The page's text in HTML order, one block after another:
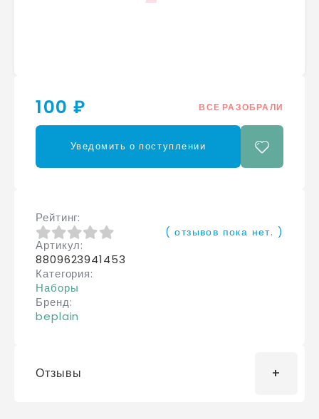
100 ₽ ВСЕ РАЗОБРАЛИ
Уведомить о поступлении
Рейтинг
0из 5
( отзывов пока нет. )
Артикул
8809623941453
Категория
Наборы
Бренд
beplain
Отзывы